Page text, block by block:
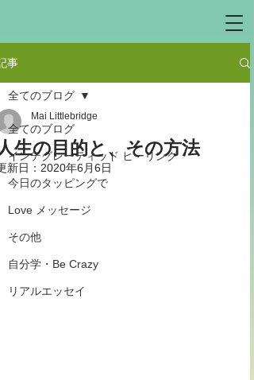
事
全てのブログ
インテグレーティッド ヒーリング
今日のタッピングで
Love メッセージ
その他
自分学・Be Crazy
リアルエッセイ
全てのブログ
生の目的と、その方法
Mai Littlebridge
新日： 2020年6月6日